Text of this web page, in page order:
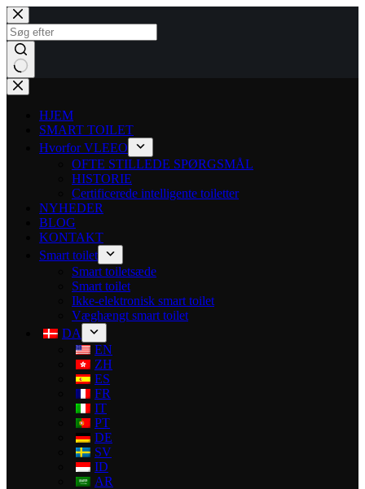
HJEM
SMART TOILET
Hvorfor VLEEO
OFTE STILLEDE SPØRGSMÅL
HISTORIE
Certificerede intelligente toiletter
NYHEDER
BLOG
KONTAKT
Smart toilet
Smart toiletsæde
Smart toilet
Ikke-elektronisk smart toilet
Væghængt smart toilet
DA
EN
ZH
ES
FR
IT
PT
DE
SV
ID
AR